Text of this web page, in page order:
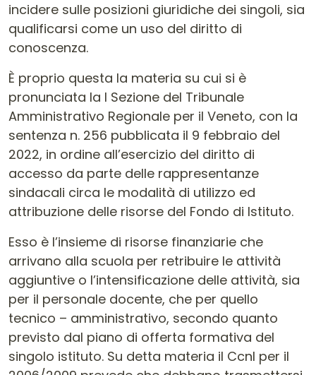
incidere sulle posizioni giuridiche dei singoli, sia
qualificarsi come un uso del diritto di
conoscenza.
È proprio questa la materia su cui si è
pronunciata la I Sezione del Tribunale
Amministrativo Regionale per il Veneto, con la
sentenza n. 256 pubblicata il 9 febbraio del
2022, in ordine all’esercizio del diritto di
accesso da parte delle rappresentanze
sindacali circa le modalità di utilizzo ed
attribuzione delle risorse del Fondo di Istituto.
Esso è l’insieme di risorse finanziarie che
arrivano alla scuola per retribuire le attività
aggiuntive o l’intensificazione delle attività, sia
per il personale docente, che per quello
tecnico – amministrativo, secondo quanto
previsto dal piano di offerta formativa del
singolo istituto. Su detta materia il Ccnl per il